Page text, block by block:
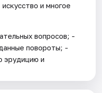
и многое
вопросов; -
повороты; -
эрудицию и